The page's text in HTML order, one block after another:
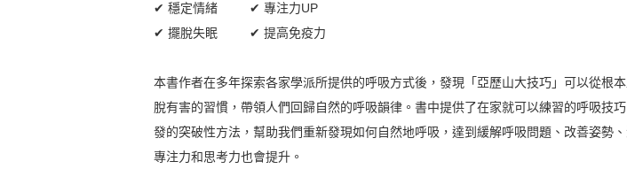
✔ 穩定情緒 ✔ 專注力UP
✔ 擺脫失眠 ✔ 提高免疫力
本書作者在多年探索各家學派所提供的呼吸方式後，發現「亞歷山大技巧」可以從根
脫有害的習慣，帶領人們回歸自然的呼吸韻律。書中提供了在家就可以練習的呼吸技
發的突破性方法，幫助我們重新發現如何自然地呼吸，達到緩解呼吸問題、改善姿勢
專注力和思考力也會提升。